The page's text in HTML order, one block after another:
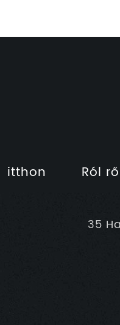
itthon Ról
35